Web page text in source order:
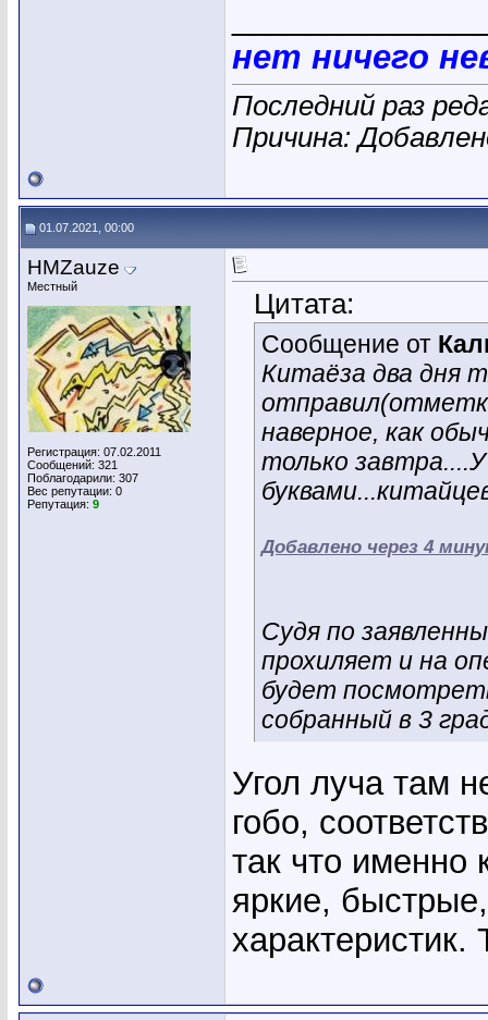
нет ничего
Последний раз
Причина:
01.07.2021, 00:00
HMZauze
Местный
Регистрация: 07.02.2011
Сообщений: 321
Поблагодарили: 307
Вес репутации: 0
Репутация: 9
Цитата:
Сообщение от
Китаёза два дня
наверное, как
только
Добавлено через 4
Судя по
прохиляет и на
будет
собранный в 3
Угол луча там
гобо,
так что именно
яркие,
характеристик.